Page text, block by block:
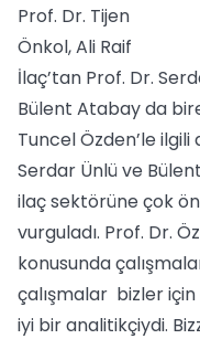
Prof. Dr. Tijen
Önkol, Ali Raif
İlaç’tan Prof. Dr.
Bülent Atabay da
Tuncel Özden’le ilgili
Serdar Ünlü ve
ilaç sektörüne çok
vurguladı. Prof. Dr.
konusunda
çalışmalar bizler için
iyi bir analitikçiydi.